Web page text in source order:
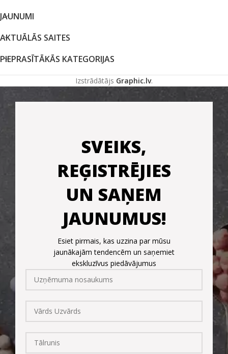
JAUNUMI
AKTUĀLĀS SAITES
PIEPRASĪTĀKĀS KATEGORIJAS
Izstrādātājs Graphic.lv.
SVEIKS,
REĢISTRĒJIES
UN SAŅEM
JAUNUMUS!
Esiet pirmais, kas uzzina par mūsu
jaunākajām tendencēm un saņemiet
ekskluzīvus piedāvājumus